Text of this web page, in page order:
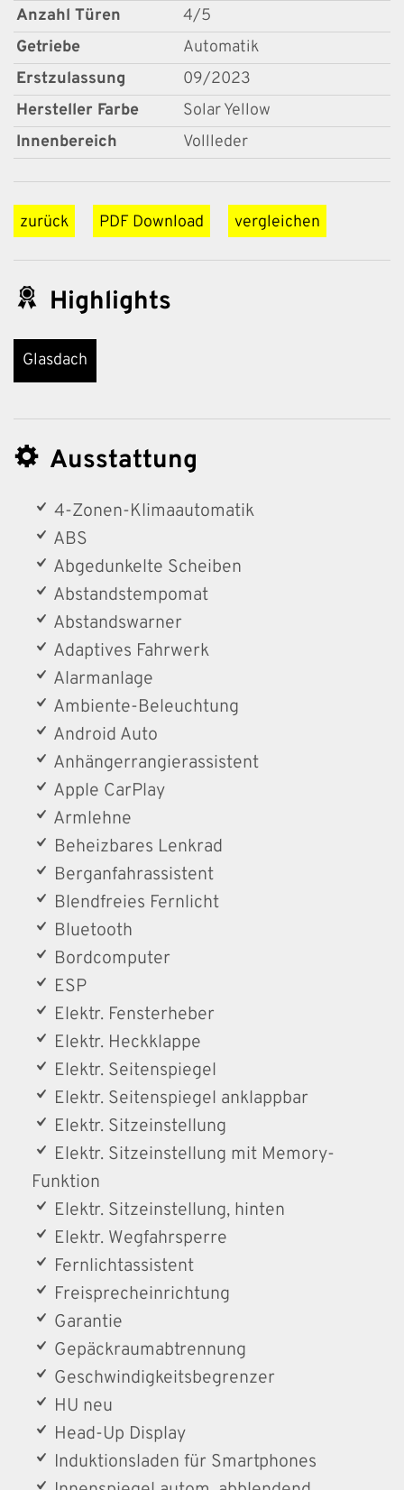
Anzahl Türen
4/5
Getriebe
Automatik
Erstzulassung
09/2023
Hersteller Farbe
Solar Yellow
Innenbereich
Vollleder
zurück PDF Download vergleichen
Highlights
Glasdach
Ausstattung
4-Zonen-Klimaautomatik
ABS
Abgedunkelte Scheiben
Abstandstempomat
Abstandswarner
Adaptives Fahrwerk
Alarmanlage
Ambiente-Beleuchtung
Android Auto
Anhängerrangierassistent
Apple CarPlay
Armlehne
Beheizbares Lenkrad
Berganfahrassistent
Blendfreies Fernlicht
Bluetooth
Bordcomputer
ESP
Elektr. Fensterheber
Elektr. Heckklappe
Elektr. Seitenspiegel
Elektr. Seitenspiegel anklappbar
Elektr. Sitzeinstellung
Elektr. Sitzeinstellung mit Memory-
Funktion
Elektr. Sitzeinstellung, hinten
Elektr. Wegfahrsperre
Fernlichtassistent
Freisprecheinrichtung
Garantie
Gepäckraumabtrennung
Geschwindigkeitsbegrenzer
HU neu
Head-Up Display
Induktionsladen für Smartphones